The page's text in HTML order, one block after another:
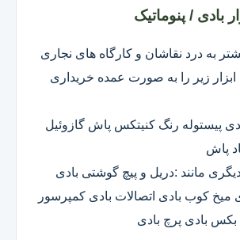
بادی / پنوماتیک
به درد نقاشان و کارگاه های نجاری
ابزار زیر را به صورت عمده خریداری
پیستوله رنگ کنیتکس پاش گازوئیل
پاش
دیگری مانند :دریل و پیچ گوشتی بادی
میخ کوب بادی اتصالات بادی کمپرسور
بکس بادی پرچ بادی